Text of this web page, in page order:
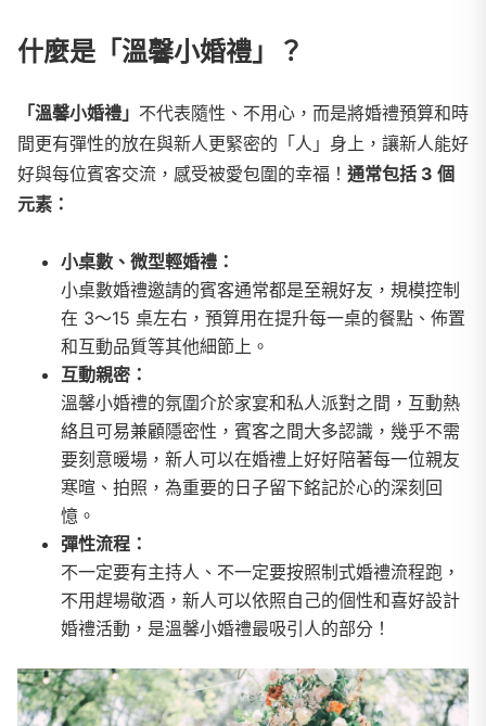
什麼是「溫馨小婚禮」？
「溫馨小婚禮」 不代表隨性、不用心，而是將婚禮預算和時
間更有彈性的放在與新人更緊密的「人」身上，讓新人能好
好與每位賓客交流，感受被愛包圍的幸福！ 通常包括 3 個
元素：
小桌數、微型輕婚禮：
小桌數婚禮邀請的賓客通常都是至親好友，規模控制
在 3～15 桌左右，預算用在提升每一桌的餐點、佈置
和互動品質等其他細節上。
互動親密：
溫馨小婚禮的氛圍介於家宴和私人派對之間，互動熱
絡且可易兼顧隱密性，賓客之間大多認識，幾乎不需
要刻意暖場，新人可以在婚禮上好好陪著每一位親友
寒暄、拍照，為重要的日子留下銘記於心的深刻回
憶。
彈性流程：
不一定要有主持人、不一定要按照制式婚禮流程跑，
不用趕場敬酒，新人可以依照自己的個性和喜好設計
婚禮活動，是溫馨小婚禮最吸引人的部分！